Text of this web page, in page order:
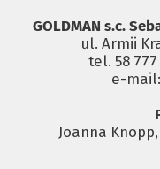
GOLDMAN s.c.
ul. Armii
tel. 58 777
e-
Joanna